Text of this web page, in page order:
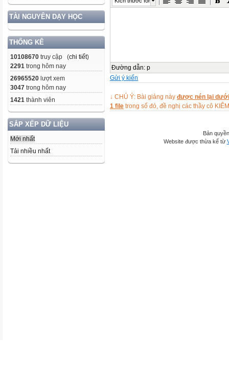
TÀI NGUYÊN DẠY HỌC
THỐNG KÊ
10108670 truy cập (chi tiết)
2291 trong hôm nay
26965520 lượt xem
3047 trong hôm nay
1421 thành viên
SẮP XẾP DỮ LIỆU
Mới nhất
Tải nhiều nhất
Đường dẫn: p
Gửi ý kiến
↓ CHÚ Ý: Bài giảng này được nén lại
1 file trong số đó, đề nghị các thầy cô
Bản
Website được thừa kế từ